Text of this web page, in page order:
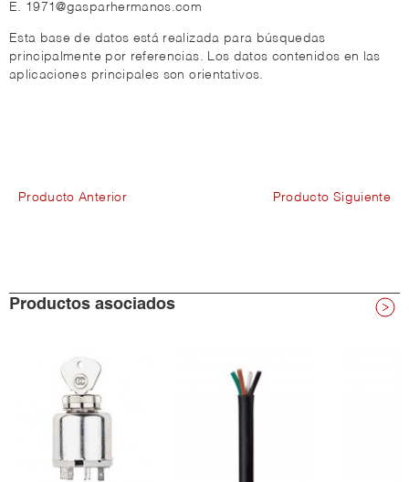
E. 1971@gasparhermanos.com
Esta base de datos está realizada para búsquedas
principalmente por referencias. Los datos contenidos en las
aplicaciones principales son orientativos.
Producto Anterior Producto Siguiente
Productos asociados